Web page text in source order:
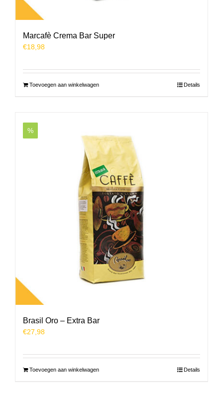
Marcafè Crema Bar Super
€18,98
Toevoegen aan winkelwagen Details
%
Brasil Oro – Extra Bar
€27,98
Toevoegen aan winkelwagen Details